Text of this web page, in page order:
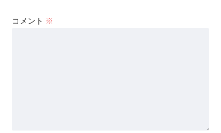
コメント ※